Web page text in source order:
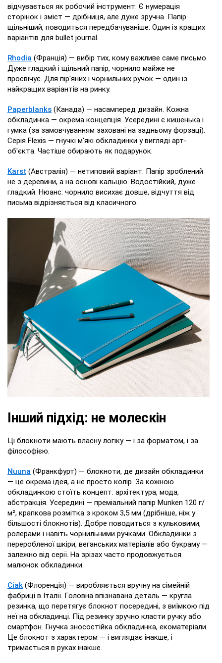
відчувається як робочий інструмент. Є нумерація
сторінок і зміст — дрібниця, але дуже зручна. Папір
щільніший, поводиться передбачуваніше. Один із кращих
варіантів для bullet journal.
Rhodia (Франція) — вибір тих, кому важливе саме письмо.
Дуже гладкий і щільний папір, чорнило майже не
просвічує. Для пір'яних і чорнильних ручок — один із
найкращих варіантів на ринку.
Paperblanks (Канада) — насамперед дизайн. Кожна
обкладинка — окрема концепція. Усередині є кишенька і
гумка (за замовчуванням заховані на задньому форзаці).
Серія Flexis — гнучкі м'які обкладинки у вигляді арт-
об'єкта. Частіше обирають як подарунок.
Karst (Австралія) — нетиповий варіант. Папір зроблений
не з деревини, а на основі кальцію. Водостійкий, дуже
гладкий. Нюанс: чорнило висихає довше, відчуття від
письма відрізняється від класичного.
Інший підхід: не молескін
Ці блокноти мають власну логіку — і за форматом, і за
філософією.
Nuuna (Франкфурт) — блокноти, де дизайн обкладинки
— це окрема ідея, а не просто колір. За кожною
обкладинкою стоїть концепт: архітектура, мода,
абстракція. Усередині — преміальний папір Munken 120 г/
м², крапкова розмітка з кроком 3,5 мм (дрібніше, ніж у
більшості блокнотів). Добре поводиться з кульковими,
ролерами і навіть чорнильними ручками. Обкладинки з
переробленої шкіри, веганських матеріалів або букраму —
залежно від серії. На зрізах часто продовжується
малюнок обкладинки.
Ciak (Флоренція) — виробляється вручну на сімейній
фабриці в Італії. Головна впізнавана деталь — кругла
резинка, що перетягує блокнот посередині, з виїмкою під
неї на обкладинці. Під резинку зручно класти ручку або
смартфон. Гнучка зносостійка обкладинка, екоматеріали.
Це блокнот з характером — і виглядає інакше, і
тримається в руках інакше.